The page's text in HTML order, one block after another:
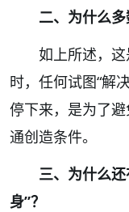
二、为什么多
如上所述，
时，任何试图“解
停下来，是为了
通创造条件。
三、为什么
身”？